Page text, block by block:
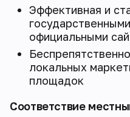
Эффективная и
официальными
локальных
площадок
Соответствие